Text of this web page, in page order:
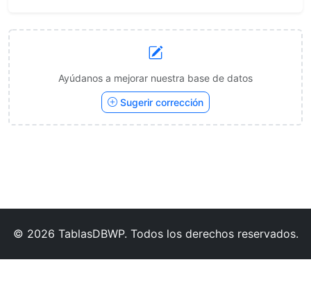
Ayúdanos a mejorar nuestra base de datos
Sugerir corrección
© 2026 TablasDBWP. Todos los derechos reservados.